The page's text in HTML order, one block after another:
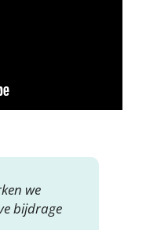
we
bijdrage